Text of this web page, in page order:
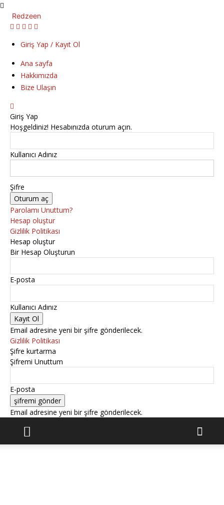
Redzeen
Giriş Yap / Kayıt Ol
Ana sayfa
Hakkımızda
Bize Ulaşın
Giriş Yap
Hoşgeldiniz! Hesabınızda oturum açın.
Kullanıcı Adınız
Şifre
Parolamı Unuttum?
Hesap oluştur
Gizlilik Politikası
Hesap oluştur
Bir Hesap Oluşturun
E-posta
Kullanıcı Adınız
Email adresine yeni bir şifre gönderilecek.
Gizlilik Politikası
Şifre kurtarma
Şifremi Unuttum
E-posta
Email adresine yeni bir şifre gönderilecek.